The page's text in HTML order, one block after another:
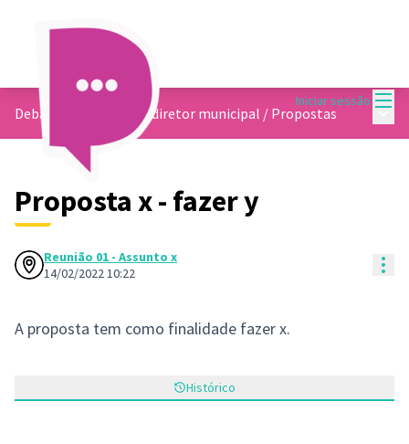
Iniciar sessão
Debate sobre o plano diretor municipal / Propostas
Proposta x - fazer y
Reunião 01 - Assunto x
14/02/2022 10:22
A proposta tem como finalidade fazer x.
Histórico